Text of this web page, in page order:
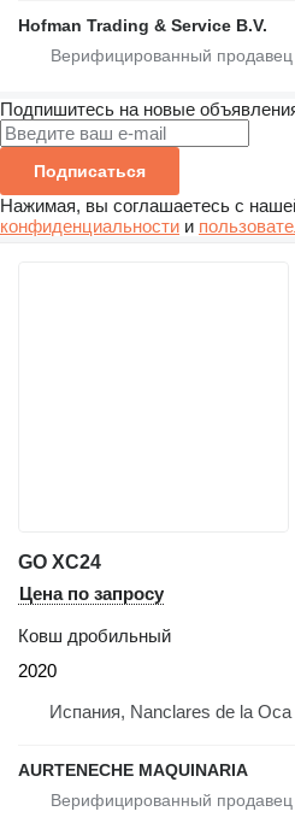
Hofman Trading & Service B.V.
Подпишитесь на новые
Подписаться
Нажимая, вы соглашаетесь с
конфиденциальности и
GO XC24
Цена по запросу
Ковш дробильный
2020
Испания, Nanclares de la Oca
AURTENECHE MAQUINARIA